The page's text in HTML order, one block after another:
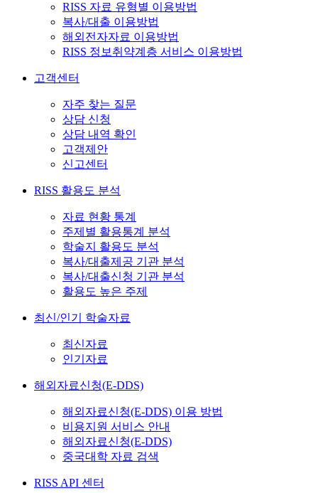
RISS 자료 유형별 이용방법
복사/대출 이용방법
해외전자자료 이용방법
RISS 정보취약계층 서비스 이용방법
고객센터
자주 찾는 질문
상담 신청
상담 내역 확인
고객제안
신고센터
RISS 활용도 분석
자료 현황 통계
주제별 활용통계 분석
학술지 활용도 분석
복사/대출제공 기관 분석
복사/대출신청 기관 분석
활용도 높은 주제
최신/인기 학술자료
최신자료
인기자료
해외자료신청(E-DDS)
해외자료신청(E-DDS) 이용 방법
비용지원 서비스 안내
해외자료신청(E-DDS)
중국대학 자료 검색
RISS API 센터